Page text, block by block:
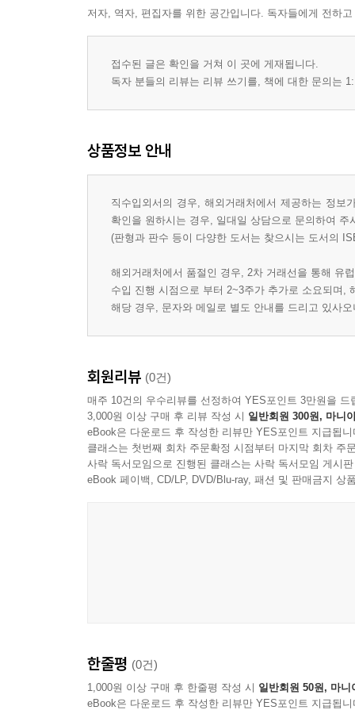
저자, 역자, 편집자를 위한 공간입니다. 독자들에게 전하
접수된 글은 확인을 거쳐 이 곳에 게재됩니다.
독자 분들의 리뷰는 리뷰 쓰기를, 책에 대한 문의는
상품정보 안내
직수입외서의 경우, 해외거래처에서 제공하는 정
확인을 원하시는 경우, 일대일 상담으로 문의하여 주
(판형과 판수 등이 다양한 도서는 찾으시는 도서의
해외거래처에서 품절인 경우, 2차 거래선을 통해 유
수입 진행 시점으로 부터 2~3주가 추가로 소요되며,
해당 경우, 문자와 메일로 별도 안내를 드리고 있사
회원리뷰 (0건)
매주 10건의 우수리뷰를 선정하여 YES포인트 3만원을 드
3,000원 이상 구매 후 리뷰 작성 시 일반회원 300원, 마니
eBook은 다운로드 후 작성한 리뷰만 YES포인트 지급됩니
클래스는 첫번째 회차 주문확정 시점부터 마지막 회차 주
사락 독서모임으로 진행된 클래스는 사락 독서모임 게시
eBook 페이백, CD/LP, DVD/Blu-ray, 패션 및 판매금지 상
한줄평 (0건)
1,000원 이상 구매 후 한줄평 작성 시 일반회원 50원, 마니
eBook은 다운로드 후 작성한 리뷰만 YES포인트 지급됩니